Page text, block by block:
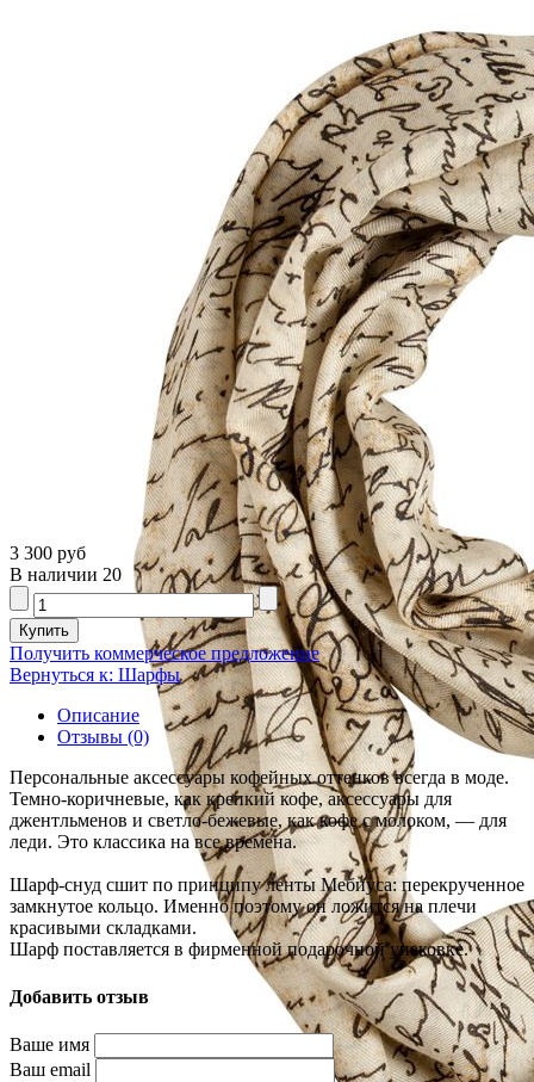
3 300 руб
В наличии 20
Получить коммерческое предложение
Вернуться к: Шарфы
Описание
Отзывы (0)
Персональные аксессуары кофейных оттенков всегда в моде.
Темно-коричневые, как крепкий кофе, аксессуары для
джентльменов и светло-бежевые, как кофе с молоком, — для
леди. Это классика на все времена.
Шарф-снуд сшит по принципу ленты Мебиуса: перекрученное
замкнутое кольцо. Именно поэтому он ложится на плечи
красивыми складками.
Шарф поставляется в фирменной подарочной упаковке.
Добавить отзыв
Ваше имя
Ваш email